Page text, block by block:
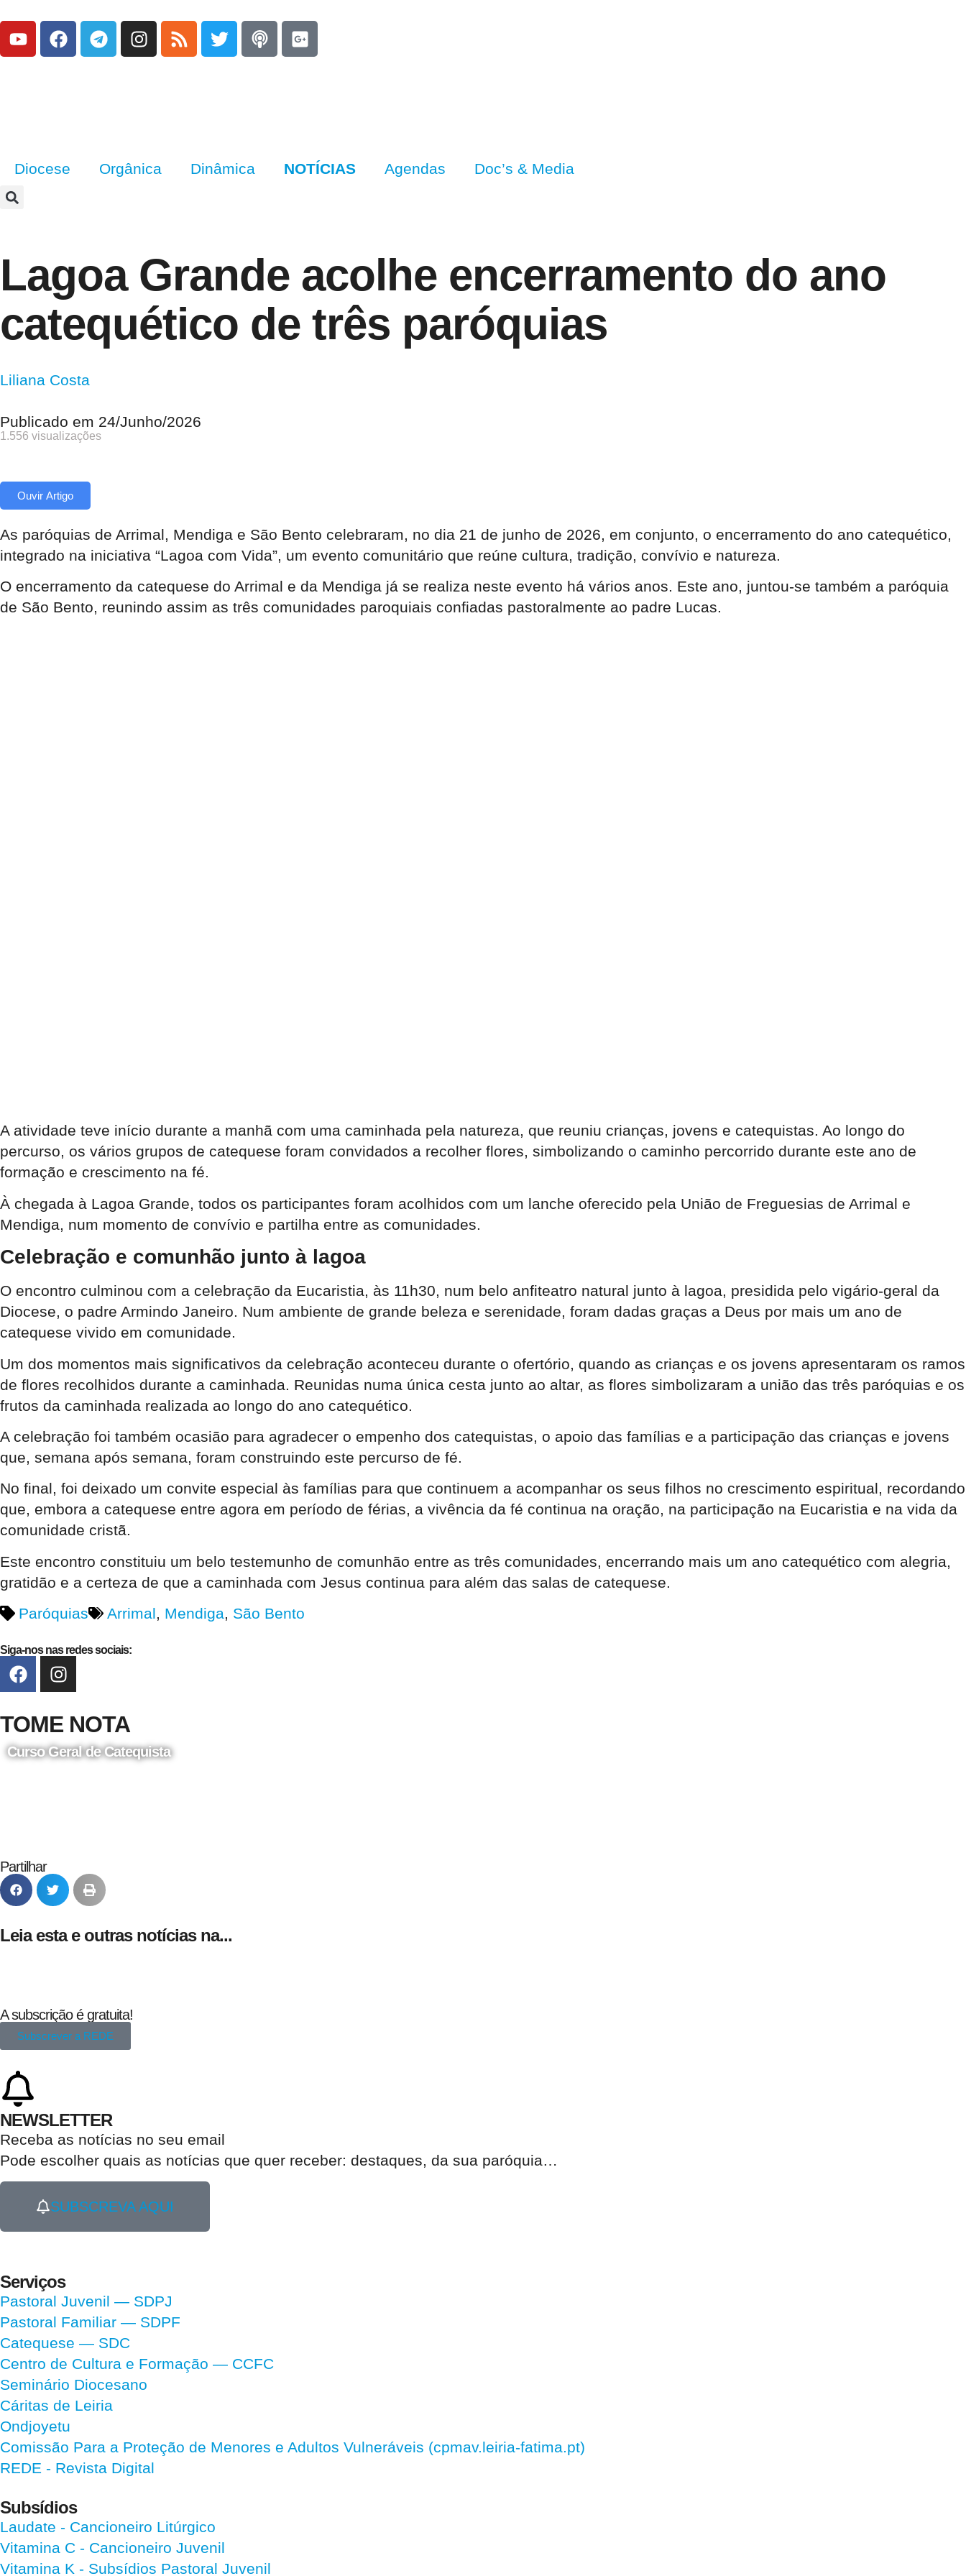
Diocese Orgânica Dinâmica NOTÍCIAS Agendas Doc’s & Media
Lagoa Grande acolhe encerramento do ano
catequético de três paróquias
Liliana Costa
Publicado em 24/Junho/2026
1.556 visualizações
Ouvir Artigo
As paróquias de Arrimal, Mendiga e São Bento celebraram, no dia 21 de junho de 2026, em conjunto, o encerramento do ano catequético,
integrado na iniciativa “Lagoa com Vida”, um evento comunitário que reúne cultura, tradição, convívio e natureza.
O encerramento da catequese do Arrimal e da Mendiga já se realiza neste evento há vários anos. Este ano, juntou-se também a paróquia
de São Bento, reunindo assim as três comunidades paroquiais confiadas pastoralmente ao padre Lucas.
A atividade teve início durante a manhã com uma caminhada pela natureza, que reuniu crianças, jovens e catequistas. Ao longo do
percurso, os vários grupos de catequese foram convidados a recolher flores, simbolizando o caminho percorrido durante este ano de
formação e crescimento na fé.
À chegada à Lagoa Grande, todos os participantes foram acolhidos com um lanche oferecido pela União de Freguesias de Arrimal e
Mendiga, num momento de convívio e partilha entre as comunidades.
Celebração e comunhão junto à lagoa
O encontro culminou com a celebração da Eucaristia, às 11h30, num belo anfiteatro natural junto à lagoa, presidida pelo vigário-geral da
Diocese, o padre Armindo Janeiro. Num ambiente de grande beleza e serenidade, foram dadas graças a Deus por mais um ano de
catequese vivido em comunidade.
Um dos momentos mais significativos da celebração aconteceu durante o ofertório, quando as crianças e os jovens apresentaram os ramos
de flores recolhidos durante a caminhada. Reunidas numa única cesta junto ao altar, as flores simbolizaram a união das três paróquias e os
frutos da caminhada realizada ao longo do ano catequético.
A celebração foi também ocasião para agradecer o empenho dos catequistas, o apoio das famílias e a participação das crianças e jovens
que, semana após semana, foram construindo este percurso de fé.
No final, foi deixado um convite especial às famílias para que continuem a acompanhar os seus filhos no crescimento espiritual, recordando
que, embora a catequese entre agora em período de férias, a vivência da fé continua na oração, na participação na Eucaristia e na vida da
comunidade cristã.
Este encontro constituiu um belo testemunho de comunhão entre as três comunidades, encerrando mais um ano catequético com alegria,
gratidão e a certeza de que a caminhada com Jesus continua para além das salas de catequese.
Paróquias
Arrimal, Mendiga, São Bento
Siga-nos nas redes sociais:
TOME NOTA
Curso Geral de Catequista
Partilhar
Leia esta e outras notícias na...
A subscrição é gratuita!
Subscrever a REDE
NEWSLETTER
Receba as notícias no seu email​
Pode escolher quais as notícias que quer receber: destaques, da sua paróquia…
SUBSCREVA AQUI
Serviços
Pastoral Juvenil — SDPJ
Pastoral Familiar — SDPF
Catequese — SDC
Centro de Cultura e Formação — CCFC
Seminário Diocesano
Cáritas de Leiria
Ondjoyetu
Comissão Para a Proteção de Menores e Adultos Vulneráveis (cpmav.leiria-fatima.pt)
REDE - Revista Digital
Subsídios
Laudate - Cancioneiro Litúrgico
Vitamina C - Cancioneiro Juvenil
Vitamina K - Subsídios Pastoral Juvenil